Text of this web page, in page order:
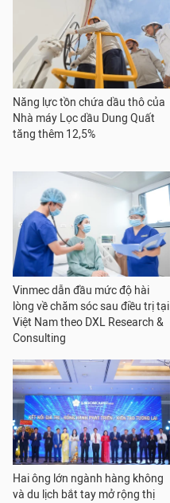
Năng lực tồn chứa dầu thô của
Nhà máy Lọc dầu Dung Quất
tăng thêm 12,5%
Vinmec dẫn đầu mức độ hài
lòng về chăm sóc sau điều trị tại
Việt Nam theo DXL Research &
Consulting
Hai ông lớn ngành hàng không
và du lịch bắt tay mở rộng thị